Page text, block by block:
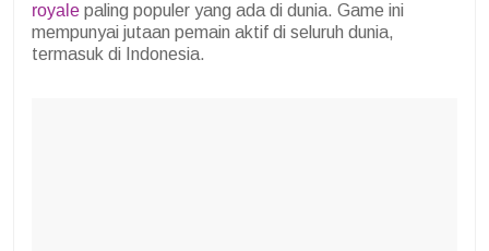
royale paling populer yang ada di dunia. Game ini
mempunyai jutaan pemain aktif di seluruh dunia,
termasuk di Indonesia.